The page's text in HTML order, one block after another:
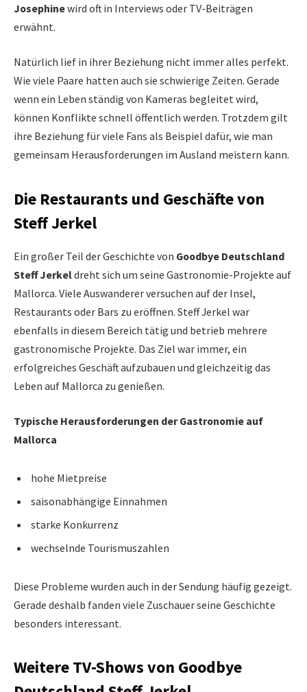
Josephinewird oft in Interviews oder TV-Beiträgen
erwähnt.
Natürlich lief in ihrer Beziehung nicht immer alles perfekt.
Wie viele Paare hatten auch sie schwierige Zeiten. Gerade
wenn ein Leben ständig von Kameras begleitet wird,
können Konflikte schnell öffentlich werden. Trotzdem gilt
ihre Beziehung für viele Fans als Beispiel dafür, wie man
gemeinsam Herausforderungen im Ausland meistern kann.
Die Restaurants und Geschäfte von
Steff Jerkel
Ein großer Teil der Geschichte von Goodbye Deutschland
Steff Jerkeldreht sich um seine Gastronomie-Projekte auf
Mallorca. Viele Auswanderer versuchen auf der Insel,
Restaurants oder Bars zu eröffnen. Steff Jerkel war
ebenfalls in diesem Bereich tätig und betrieb mehrere
gastronomische Projekte. Das Ziel war immer, ein
erfolgreiches Geschäft aufzubauen und gleichzeitig das
Leben auf Mallorca zu genießen.
Typische Herausforderungen der Gastronomie auf
Mallorca
hohe Mietpreise
saisonabhängige Einnahmen
starke Konkurrenz
wechselnde Tourismuszahlen
Diese Probleme wurden auch in der Sendung häufig gezeigt.
Gerade deshalb fanden viele Zuschauer seine Geschichte
besonders interessant.
Weitere TV-Shows von Goodbye